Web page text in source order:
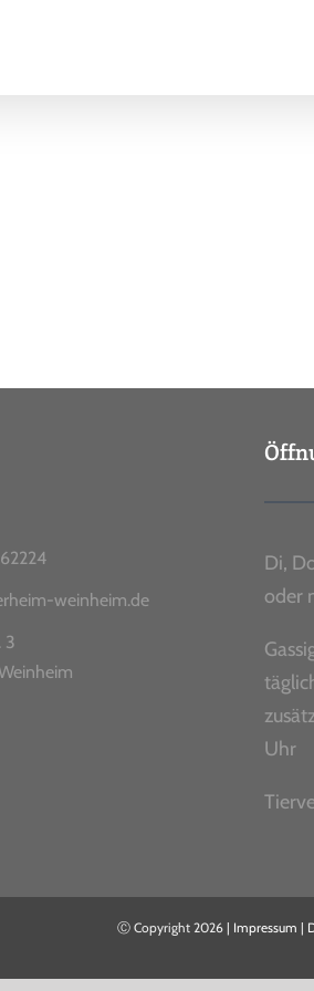
weinheim.de
3
Di,
oder
Uhr
Ⓒ Copyright 2026 | Impressum |